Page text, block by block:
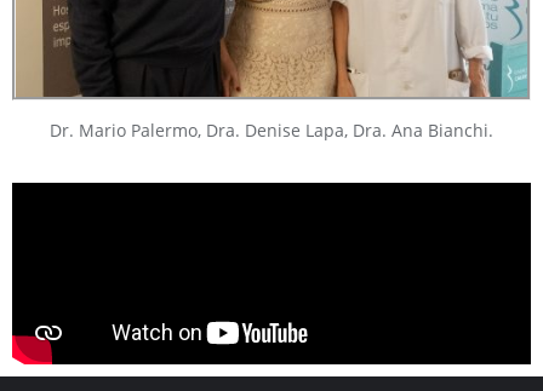
Dr. Mario Palermo, Dra. Denise Lapa, Dra. Ana Bianchi.